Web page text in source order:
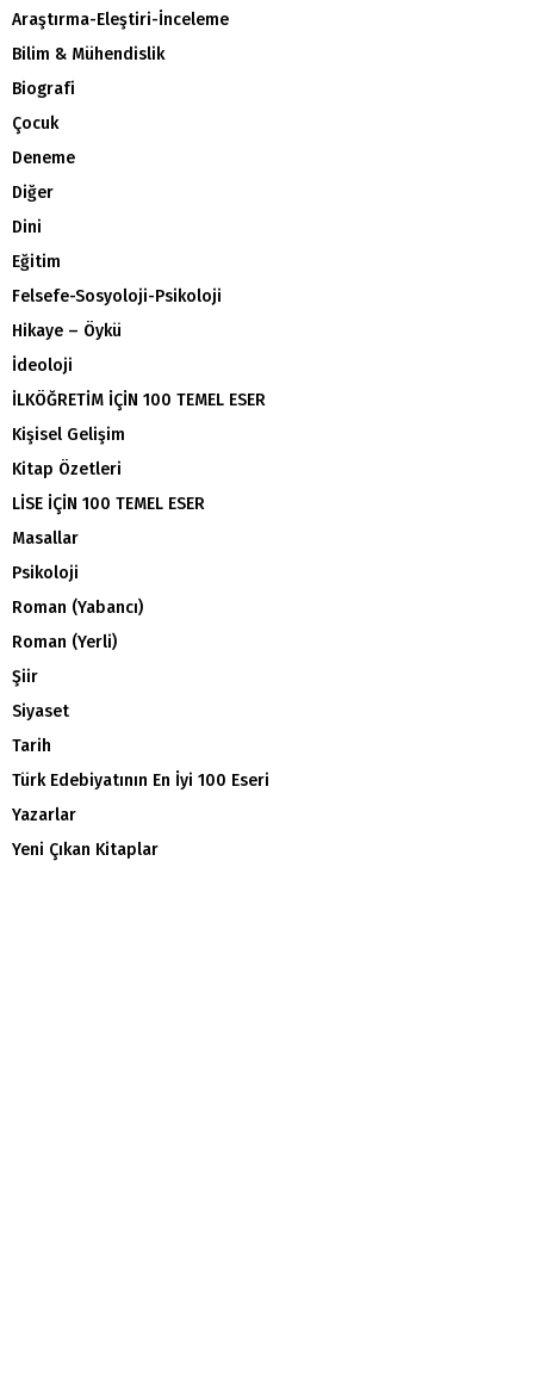
Araştırma-Eleştiri-İnceleme
Bilim & Mühendislik
Biografi
Çocuk
Deneme
Diğer
Dini
Eğitim
Felsefe-Sosyoloji-Psikoloji
Hikaye – Öykü
İdeoloji
İLKÖĞRETİM İÇİN 100 TEMEL ESER
Kişisel Gelişim
Kitap Özetleri
LİSE İÇİN 100 TEMEL ESER
Masallar
Psikoloji
Roman (Yabancı)
Roman (Yerli)
Şiir
Siyaset
Tarih
Türk Edebiyatının En İyi 100 Eseri
Yazarlar
Yeni Çıkan Kitaplar